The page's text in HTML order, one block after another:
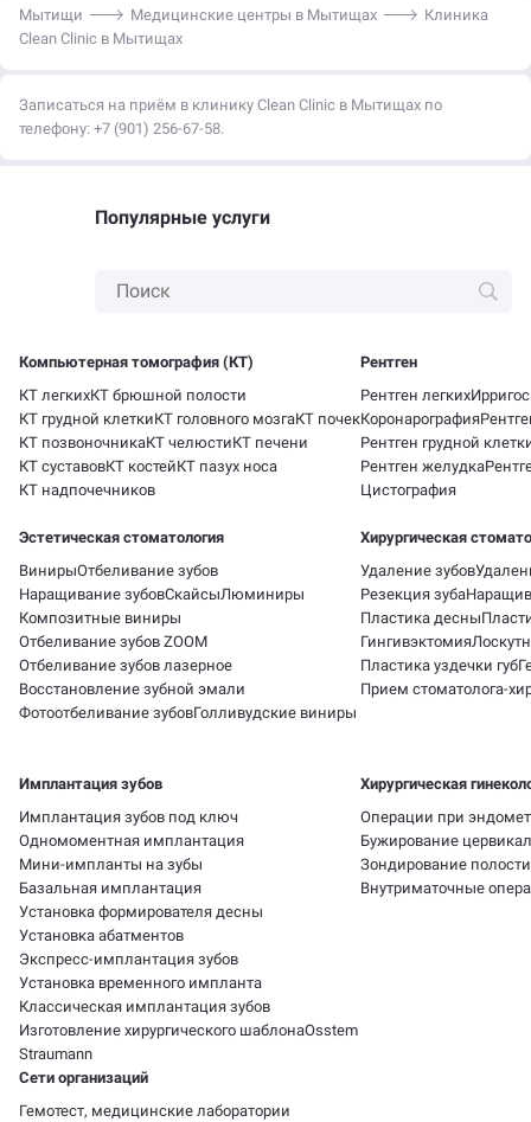
Мытищи Медицинские центры в Мытищах
Клиника
Clean Clinic в Мытищах
Записаться на приём в клинику Clean Clinic в Мытищах по
телефону: +7 (901) 256-67-58.
Популярные услуги
Компьютерная томография (КТ)
КТ легкихКТ брюшной полости
КТ грудной клеткиКТ головного мозгаКТ почек
КТ позвоночникаКТ челюстиКТ печени
КТ суставовКТ костейКТ пазух носа
КТ надпочечников
Рентген
Рентген легких
Коронарография
Рентген грудной
Рентген желудка
Цистография
Эстетическая стоматология
ВинирыОтбеливание зубов
Наращивание зубовСкайсыЛюминиры
Композитные виниры
Отбеливание зубов ZOOM
Отбеливание зубов лазерное
Восстановление зубной эмали
Фотоотбеливание зубовГолливудские виниры
Хирургическая
Удаление зубов
Резекция зуба
Пластика десны
Гингивэктомия
Пластика уздечки губ
Прием стоматолога-
Имплантация зубов
Имплантация зубов под ключ
Одномоментная имплантация
Мини-импланты на зубы
Базальная имплантация
Установка формирователя десны
Установка абатментов
Экспресс-имплантация зубов
Установка временного импланта
Классическая имплантация зубов
Изготовление хирургического шаблонаOsstem
Straumann
Хирургическая
Операции при
Бужирование
Зондирование
Внутриматочные
Сети организаций
Гемотест, медицинские лаборатории